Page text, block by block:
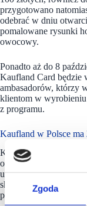
Zgoda
przygotowano
odebrać w dniu
pomalowane rysunki
owocowy.
Ponadto aż do 8
Kaufland Card będzie
ambasadorów, którzy
klientom w wyrobieniu
z programu.
Kaufland w Polsce ma
Kaufland to
oferująca artykuły
użytku. W całej
sklepów i zatrudnia
posiada 254 markety i